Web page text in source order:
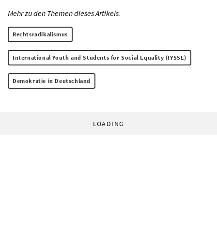
Mehr zu den Themen dieses Artikels:
Rechtsradikalismus
International Youth and Students for Social Equality (IYSSE)
Demokratie in Deutschland
LOADING